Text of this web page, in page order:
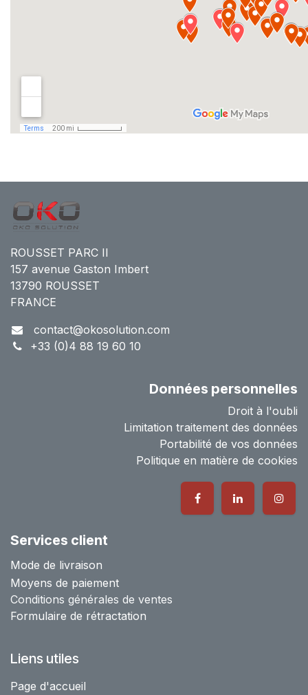
ROUSSET PARC II
157 avenue Gaston Imbert
13790 ROUSSET
FRANCE
contact@okosolution.com
+33 (0)4 88 19 60 10
Données personnelles
Droit à l'oubli
Limitation traitement des données
Portabilité de vos données
Politique en matière de cookies
Services client
Mode de livraison
Moyens de paiement
Conditions générales de ventes
Formulaire de rétractation
Liens utiles
Page d'accueil